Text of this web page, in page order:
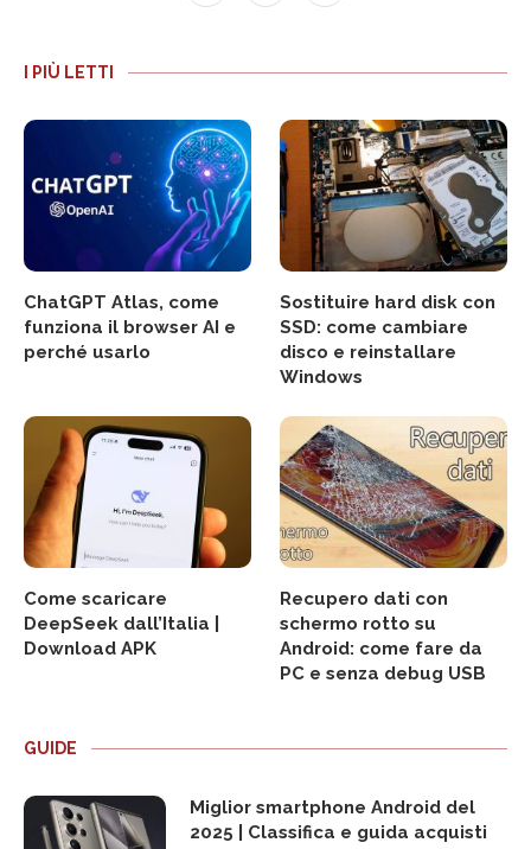
I PIÙ LETTI
ChatGPT Atlas, come
funziona il browser AI e
perché usarlo
Sostituire hard disk con
SSD: come cambiare
disco e reinstallare
Windows
Come scaricare
DeepSeek dall’Italia |
Download APK
Recupero dati con
schermo rotto su
Android: come fare da
PC e senza debug USB
GUIDE
Miglior smartphone Android del
2025 | Classifica e guida acquisti